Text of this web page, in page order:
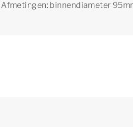
binnendiameter